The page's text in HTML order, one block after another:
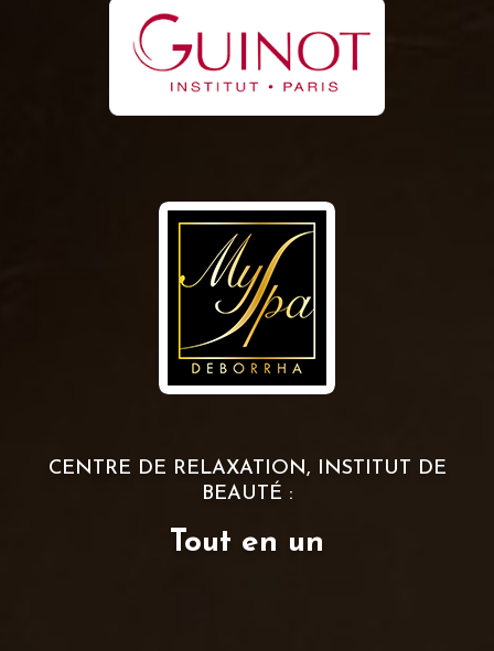
CENTRE DE RELAXATION, INSTITUT DE
BEAUTÉ :
Tout en un